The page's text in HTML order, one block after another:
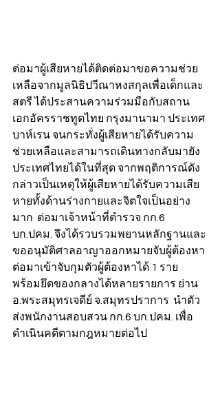
ต่อมาผู้เสียหายได้ติดต่อมาขอความช่วย
เหลือจากมูลนิธิปวีณาหงสกุลเพื่อเด็กและ
สตรี ได้ประสานความร่วมมือกับสถาน
เอกอัครราชทูตไทย กรุงมานามา ประเทศ
บาห์เรน จนกระทั่งผู้เสียหายได้รับความ
ช่วยเหลือและสามารถเดินทางกลับมายัง
ประเทศไทยได้ในที่สุด จากพฤติการณ์ดัง
กล่าวเป็นเหตุให้ผู้เสียหายได้รับความเสีย
หายทั้งด้านร่างกายและจิตใจเป็นอย่าง
มาก  ต่อมาเจ้าหน้าที่ตำรวจ กก.6
บก.ปคม. จึงได้รวบรวมพยานหลักฐานและ
ขออนุมัติศาลอาญาออกหมายจับผู้ต้องหา
ต่อมาเข้าจับกุมตัวผู้ต้องหาได้ 1 ราย
พร้อมยึดของกลางได้หลายรายการ ย่าน
อ.พระสมุทรเจดีย์ จ.สมุทรปราการ  นำตัว
ส่งพนักงานสอบสวน กก.6 บก.ปคม. เพื่อ
ดำเนินคดีตามกฎหมายต่อไป